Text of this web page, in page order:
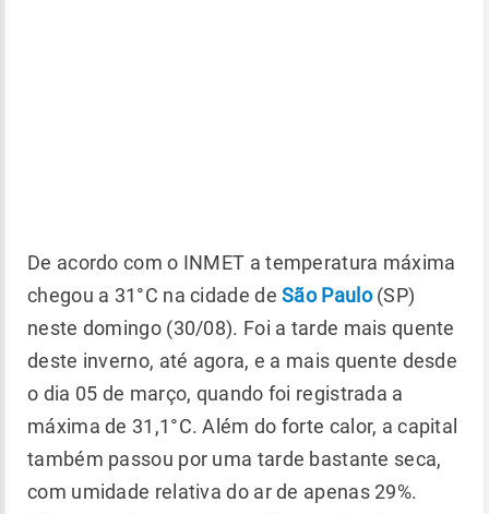
De acordo com o INMET a temperatura máxima
chegou a 31°C na cidade deSão Paulo(SP)
neste domingo (30/08). Foi a tarde mais quente
deste inverno, até agora, e a mais quente desde
o dia 05 de março, quando foi registrada a
máxima de 31,1°C. Além do forte calor, a capital
também passou por uma tarde bastante seca,
com umidade relativa do ar de apenas 29%.